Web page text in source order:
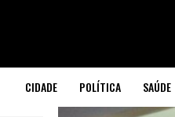
CIDADE POLÍTICA SAÚDE